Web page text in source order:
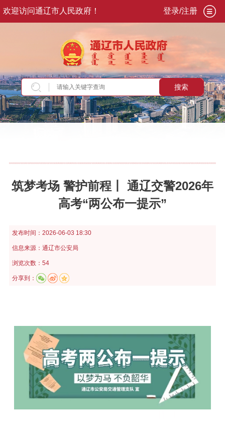
欢迎访问通辽市人民政府！ 登录/注册
搜索
当前位置：首页>新闻资讯>部门动态
筑梦考场 警护前程丨 通辽交警2026年
高考“两公布一提示”
发布时间： 2026-06-03 18:30
信息来源： 通辽市公安局
浏览次数：54
分享到：